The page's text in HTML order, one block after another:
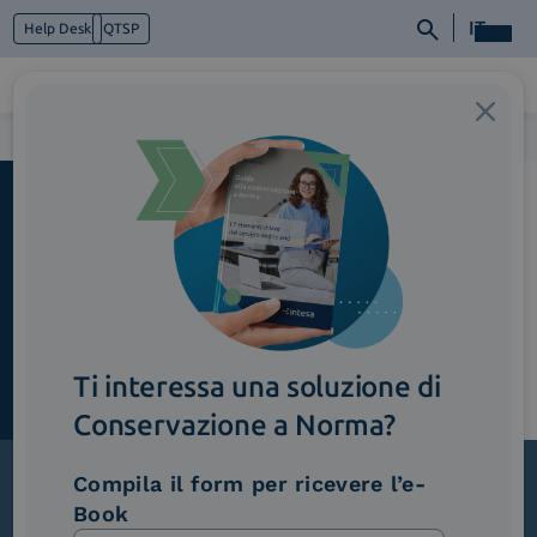
Help Desk QTSP IT
Cosa facciamo
Hero_GDO
Ti interessa una soluzione di
Conservazione a Norma?
Compila il form per ricevere l’e-
Book